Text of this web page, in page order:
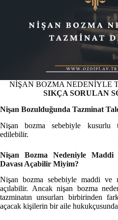
NİŞAN BOZMA NEDENİYLE
SIKÇA SORULAN
Nişan Bozulduğunda Tazminat
Nişan bozma sebebiyle kusurlu
edilebilir.
Nişan Bozma Nedeniyle
Davası Açabilir Miyim?
Nişan bozma sebebiyle maddi ve
açılabilir. Ancak nişan bozma
tazminatın unsurları birbirinden
açacak kişilerin bir aile